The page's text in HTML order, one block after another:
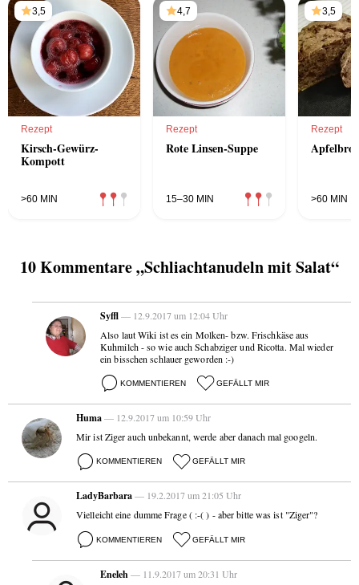
3,5
Rezept
Kirsch-Gewürz-
Kompott
>60 MIN
4,7
Rezept
Rote Linsen-Suppe
15–30 MIN
3,5
Rezept
Apfelbrot
>60 MIN
10 Kommentare „Schliachtanudeln mit Salat“
Syffl— 12.9.2017 um 12:04 Uhr
Also laut Wiki ist es ein Molken- bzw. Frischkäse aus
Kuhmilch - so wie auch Schabziger und Ricotta. Mal wieder
ein bisschen schlauer geworden :-)
KOMMENTIEREN GEFÄLLT MIR
Huma— 12.9.2017 um 10:59 Uhr
Mir ist Ziger auch unbekannt, werde aber danach mal googeln.
KOMMENTIEREN GEFÄLLT MIR
LadyBarbara— 19.2.2017 um 21:05 Uhr
Vielleicht eine dumme Frage ( :-( ) - aber bitte was ist "Ziger"?
KOMMENTIEREN GEFÄLLT MIR
Eneleh— 11.9.2017 um 20:31 Uhr